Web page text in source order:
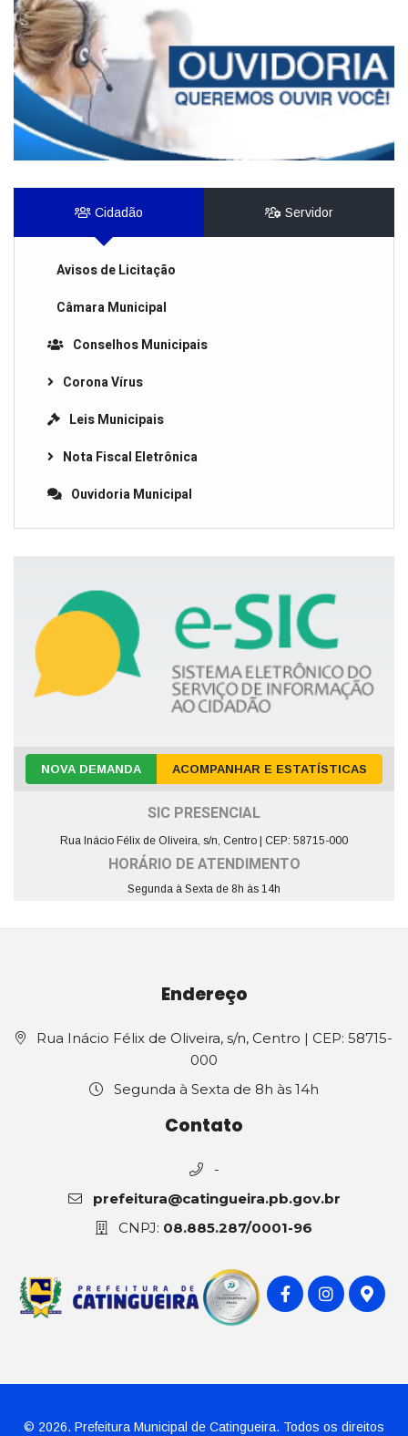
Cidadão Servidor
Avisos de Licitação
Câmara Municipal
Conselhos Municipais
Corona Vírus
Leis Municipais
Nota Fiscal Eletrônica
Ouvidoria Municipal
NOVA DEMANDA ACOMPANHAR E ESTATÍSTICAS
SIC PRESENCIAL
Rua Inácio Félix de Oliveira, s/n, Centro | CEP: 58715-000
HORÁRIO DE ATENDIMENTO
Segunda à Sexta de 8h às 14h
Endereço
Rua Inácio Félix de Oliveira, s/n, Centro | CEP: 58715-
000
Segunda à Sexta de 8h às 14h
Contato
-
prefeitura@catingueira.pb.gov.br
CNPJ: 08.885.287/0001-96
© 2026. Prefeitura Municipal de Catingueira. Todos os direitos